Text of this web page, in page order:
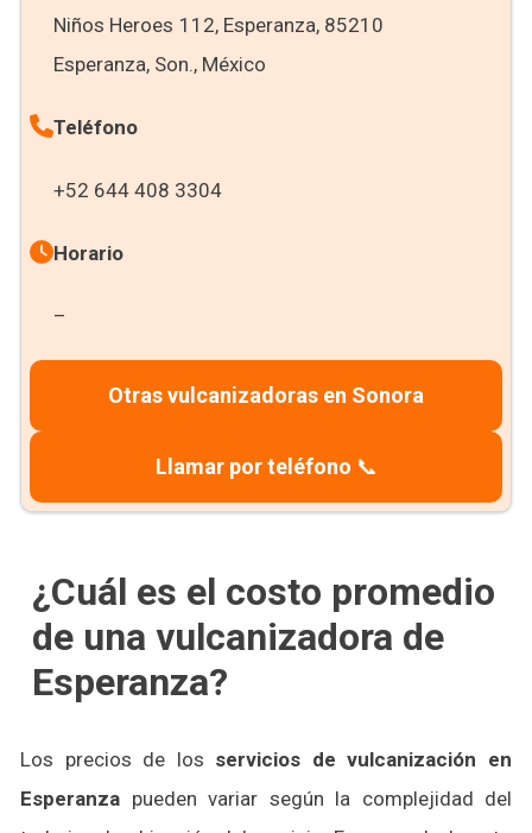
Niños Heroes 112, Esperanza, 85210
Esperanza, Son., México
Teléfono
+52 644 408 3304
Horario
–
Otras vulcanizadoras en Sonora
Llamar por teléfono 📞
¿Cuál es el costo promedio
de una vulcanizadora de
Esperanza?
Los precios de los servicios de vulcanización en
Esperanza pueden variar según la complejidad del